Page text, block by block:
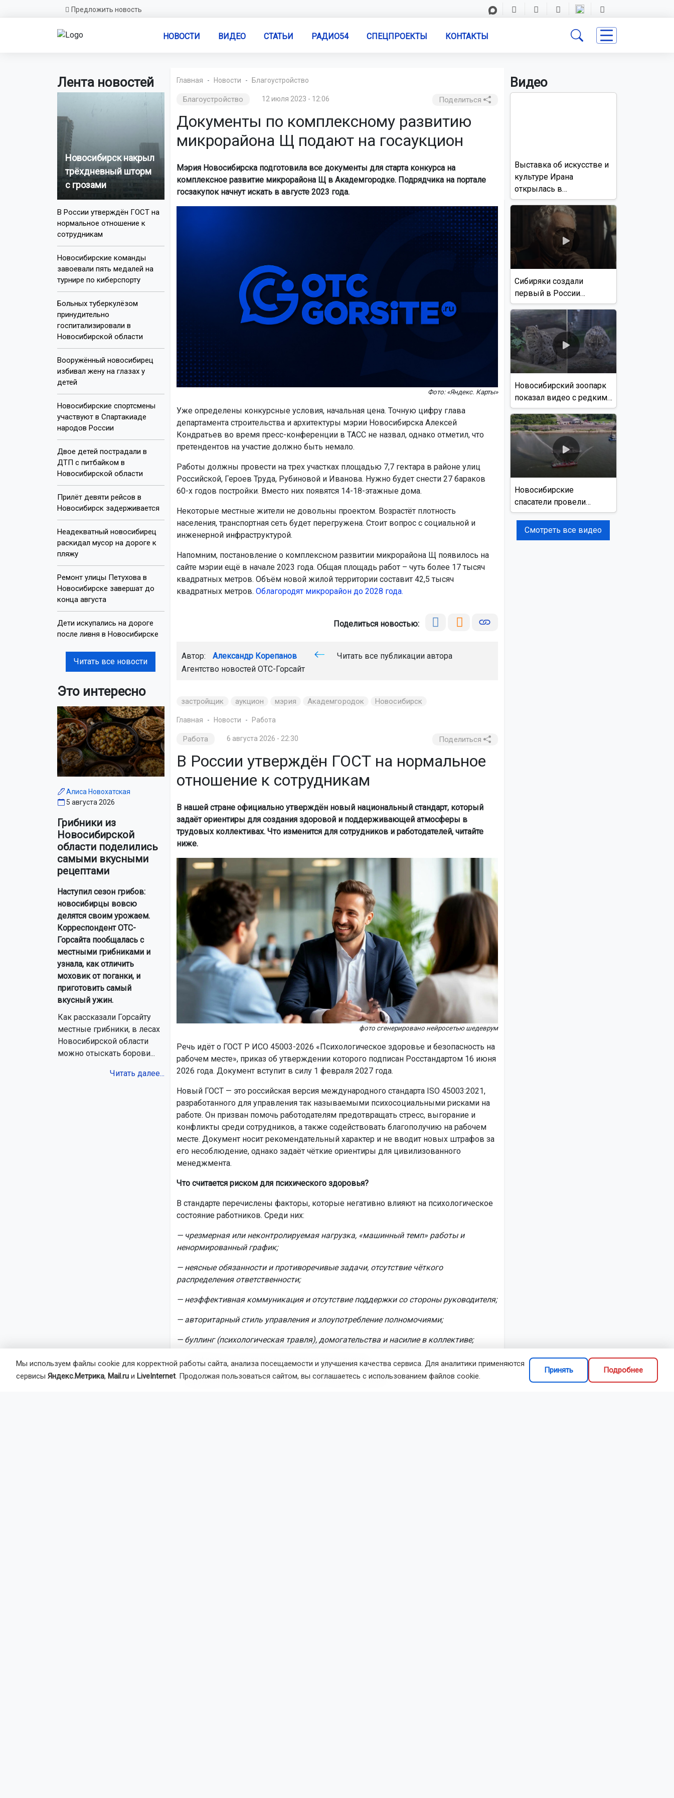
Предложить новость
НОВОСТИ ВИДЕО СТАТЬИ РАДИО54 СПЕЦПРОЕКТЫ КОНТАКТЫ
Лента новостей
Новосибирск накрыл
трёхдневный шторм
с грозами
В России утверждён ГОСТ на
нормальное отношение к
сотрудникам
Новосибирские команды
завоевали пять медалей на
турнире по киберспорту
Больных туберкулёзом
принудительно
госпитализировали в
Новосибирской области
Вооружённый новосибирец
избивал жену на глазах у
детей
Новосибирские спортсмены
участвуют в Спартакиаде
народов России
Двое детей пострадали в
ДТП с питбайком в
Новосибирской области
Прилёт девяти рейсов в
Новосибирск задерживается
Неадекватный новосибирец
раскидал мусор на дороге к
пляжу
Ремонт улицы Петухова в
Новосибирске завершат до
конца августа
Дети искупались на дороге
после ливня в Новосибирске
Читать все новости
Это интересно
Алиса Новохатская
5 августа 2026
Грибники из
Новосибирской
области поделились
самыми вкусными
рецептами
Наступил сезон грибов:
новосибирцы вовсю
делятся своим урожаем.
Корреспондент ОТС-
Горсайта пообщалась с
местными грибниками и
узнала, как отличить
моховик от поганки, и
приготовить самый
вкусный ужин.
Как рассказали Горсайту
местные грибники, в лесах
Новосибирской области
можно отыскать борови...
Читать далее...
Главная Новости Благоустройство
Благоустройство 12 июля 2023 - 12:06 Поделиться
Документы по комплексному развитию
микрорайона Щ подают на госаукцион
Мэрия Новосибирска подготовила все документы для старта конкурса на
комплексное развитие микрорайона Щ в Академгородке. Подрядчика на портале
госзакупок начнут искать в августе 2023 года.
Фото: «Яндекс. Карты»
Уже определены конкурсные условия, начальная цена. Точную цифру глава
департамента строительства и архитектуры мэрии Новосибирска Алексей
Кондратьев во время пресс-конференции в ТАСС не назвал, однако отметил, что
претендентов на участие должно быть немало.
Работы должны провести на трех участках площадью 7,7 гектара в районе улиц
Российской, Героев Труда, Рубиновой и Иванова. Нужно будет снести 27 бараков
60-х годов постройки. Вместо них появятся 14-18-этажные дома.
Некоторые местные жители не довольны проектом. Возрастёт плотность
населения, транспортная сеть будет перегружена. Стоит вопрос с социальной и
инженерной инфраструктурой.
Напомним, постановление о комплексном развитии микрорайона Щ появилось на
сайте мэрии ещё в начале 2023 года. Общая площадь работ – чуть более 17 тысяч
квадратных метров. Объём новой жилой территории составит 42,5 тысяч
квадратных метров. Облагородят микрорайон до 2028 года.
Поделиться новостью:
Автор: Александр Корепанов
Читать все публикации автора
Агентство новостей ОТС-Горсайт
застройщик аукцион мэрия Академгородок Новосибирск
Главная Новости Работа
Работа 6 августа 2026 - 22:30 Поделиться
В России утверждён ГОСТ на нормальное
отношение к сотрудникам
В нашей стране официально утверждён новый национальный стандарт, который
задаёт ориентиры для создания здоровой и поддерживающей атмосферы в
трудовых коллективах. Что изменится для сотрудников и работодателей, читайте
ниже.
фото сгенерировано нейросетью шедеврум
Речь идёт о ГОСТ Р ИСО 45003-2026 «Психологическое здоровье и безопасность на
рабочем месте», приказ об утверждении которого подписан Росстандартом 16 июня
2026 года. Документ вступит в силу 1 февраля 2027 года.
Новый ГОСТ — это российская версия международного стандарта ISO 45003:2021,
разработанного для управления так называемыми психосоциальными рисками на
работе. Он призван помочь работодателям предотвращать стресс, выгорание и
конфликты среди сотрудников, а также содействовать благополучию на рабочем
месте. Документ носит рекомендательный характер и не вводит новых штрафов за
его несоблюдение, однако задаёт чёткие ориентиры для цивилизованного
менеджмента.
Что считается риском для психического здоровья?
В стандарте перечислены факторы, которые негативно влияют на психологическое
состояние работников. Среди них:
— чрезмерная или неконтролируемая нагрузка, «машинный темп» работы и
ненормированный график;
— неясные обязанности и противоречивые задачи, отсутствие чёткого
распределения ответственности;
— неэффективная коммуникация и отсутствие поддержки со стороны руководителя;
— авторитарный стиль управления и злоупотребление полномочиями;
— буллинг (психологическая травля), домогательства и насилие в коллективе;
— конфликты и социальная изоляция сотрудников;
— нарушение баланса между работой и личной жизнью.
Видео
Выставка об искусстве и
культуре Ирана
открылась в
Новосибирске
Сибиряки создали
первый в России
документальный фильм
с использованием ИИ
Новосибирский зоопарк
показал видео с редким
виверровым котом
Новосибирские
спасатели провели
учения на реке Обь
Смотреть все видео
Мы используем файлы cookie для корректной работы сайта, анализа посещаемости и улучшения качества сервиса. Для аналитики применяются
сервисы Яндекс.Метрика, Mail.ru и LiveInternet. Продолжая пользоваться сайтом, вы соглашаетесь с использованием файлов cookie.
Принять Подробнее